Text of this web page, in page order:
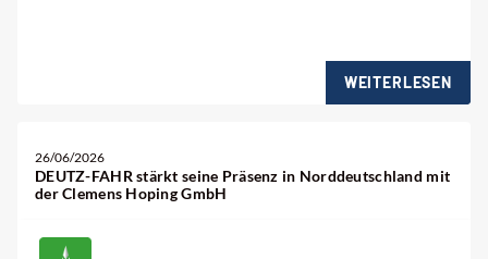
WEITERLESEN
26/06/2026
DEUTZ-FAHR stärkt seine Präsenz in Norddeutschland mit
der Clemens Hoping GmbH